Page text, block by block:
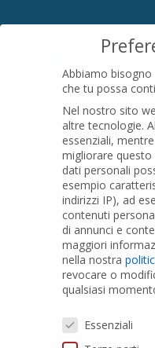
16015 Casella
PRODOTTI
Tubi PVC
Raccordi PVC
Tubi e Raccordi in
Pozzi Artesiani
Abbiamo
che tu possa
Nel nostro sito
altre tecnologie.
essenziali,
migliorare questo
dati personali
esempio
indirizzi IP), ad
contenuti
di annunci e
maggiori
nella nostra
revocare o
qualsiasi
Preferenze Privacy
Essenziali